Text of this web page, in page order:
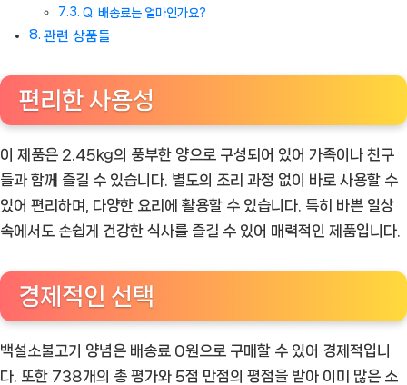
Q: 배송료는 얼마인가요?
관련 상품들
편리한 사용성
이 제품은 2.45kg의 풍부한 양으로 구성되어 있어 가족이나 친구
들과 함께 즐길 수 있습니다. 별도의 조리 과정 없이 바로 사용할 수
있어 편리하며, 다양한 요리에 활용할 수 있습니다. 특히 바쁜 일상
속에서도 손쉽게 건강한 식사를 즐길 수 있어 매력적인 제품입니다.
경제적인 선택
백설소불고기 양념은 배송료 0원으로 구매할 수 있어 경제적입니
다. 또한 738개의 총 평가와 5점 만점의 평점을 받아 이미 많은 소